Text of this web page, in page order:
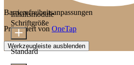
Barrierefreiheitsanpassungen
Präsentiert von OneTap
Werkzeugleiste ausblenden
Inhaltsmodule
Schriftgröße
Standard